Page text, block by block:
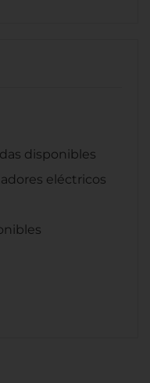
disponibles
eléctricos